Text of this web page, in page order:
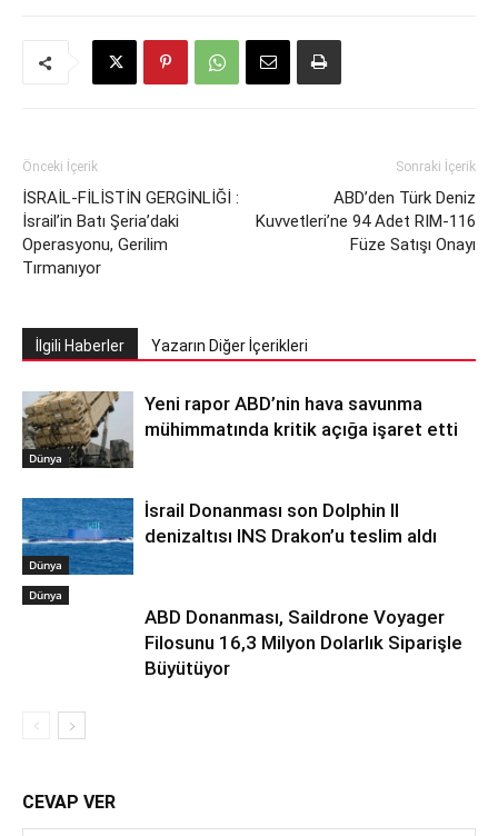
Önceki İçerik
İSRAİL-FİLİSTİN GERGİNLİĞİ :
İsrail’in Batı Şeria’daki
Operasyonu, Gerilim
Tırmanıyor
Sonraki İçerik
ABD’den Türk Deniz
Kuvvetleri’ne 94 Adet RIM-116
Füze Satışı Onayı
İlgili Haberler Yazarın Diğer İçerikleri
Dünya
Yeni rapor ABD’nin hava savunma
mühimmatında kritik açığa işaret etti
Dünya
İsrail Donanması son Dolphin II
denizaltısı INS Drakon’u teslim aldı
Dünya
ABD Donanması, Saildrone Voyager
Filosunu 16,3 Milyon Dolarlık Siparişle
Büyütüyor
CEVAP VER